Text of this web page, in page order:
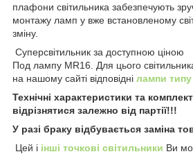
плафони світильника забезпечують
монтажу ламп у вже встановленому
зміну.
Суперсвітильник за доступною ціною
Под лампу MR16. Для цього
на нашому сайті відповідні лампи типу
Технічні характеристики та
відрізнятися залежно від партії!!!
У разі браку відбувається заміна
Цей і інші точкові світильники Ви